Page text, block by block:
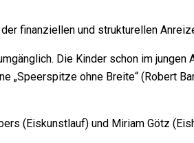
finanziellen und strukturellen
Die Kinder schon im jungen
ohne Breite“ (Robert
(Eiskunstlauf) und Miriam Götz